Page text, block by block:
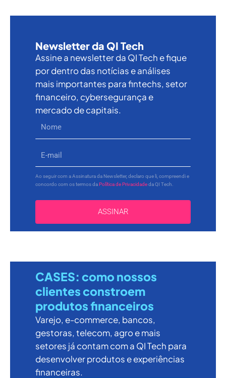
Newsletter da QI Tech
Assine a newsletter da QI Tech e fique
por dentro das notícias e análises
mais importantes para fintechs, setor
financeiro, cybersegurança e
mercado de capitais.
Ao seguir com a Assinatura da Newsletter, declaro que li, compreendi e
concordo com os termos daPolítica de Privacidadeda QI Tech.
ASSINAR
CASES: como nossos
clientes constroem
produtos financeiros
Varejo, e-commerce, bancos,
gestoras, telecom, agro e mais
setores já contam com a QI Tech para
desenvolver produtos e experiências
financeiras.